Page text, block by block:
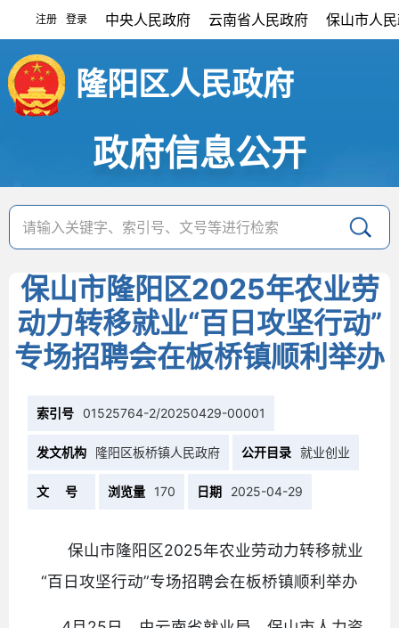
注册 登录 中央人民政府 云南省人民政府 保山市人
隆阳区人民政府
政府信息公开
保山市隆阳区2025年农业劳
动力转移就业“百日攻坚行动”
专场招聘会在板桥镇顺利举办
索引号 01525764-2/20250429-00001
发文机构 隆阳区板桥镇人民政府 公开目录 就业创业
文 号 浏览量 170 日期 2025-04-29
保山市隆阳区2025年农业劳动力转移就业
“百日攻坚行动”专场招聘会在板桥镇顺利举办